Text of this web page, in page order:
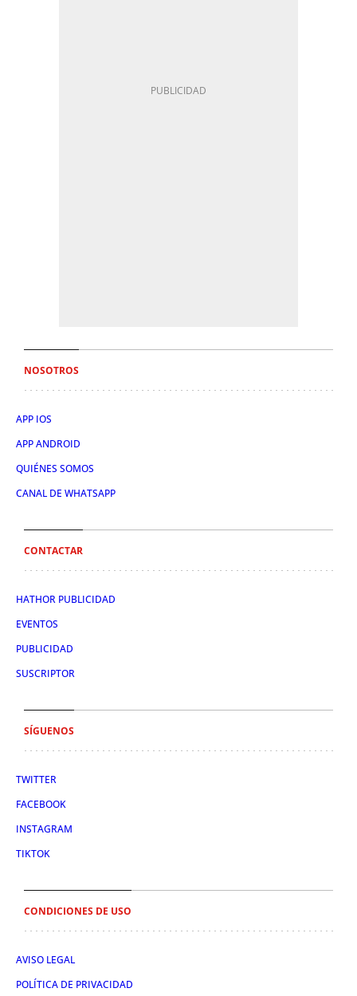
NOSOTROS
APP IOS
APP ANDROID
QUIÉNES SOMOS
CANAL DE WHATSAPP
CONTACTAR
HATHOR PUBLICIDAD
EVENTOS
PUBLICIDAD
SUSCRIPTOR
SÍGUENOS
TWITTER
FACEBOOK
INSTAGRAM
TIKTOK
CONDICIONES DE USO
AVISO LEGAL
POLÍTICA DE PRIVACIDAD